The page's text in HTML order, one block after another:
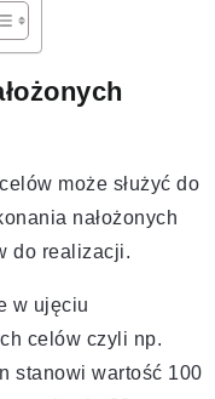
może służyć do
nałożonych
do realizacji.
w ujęciu
celów czyli np.
stanowi wartość 100